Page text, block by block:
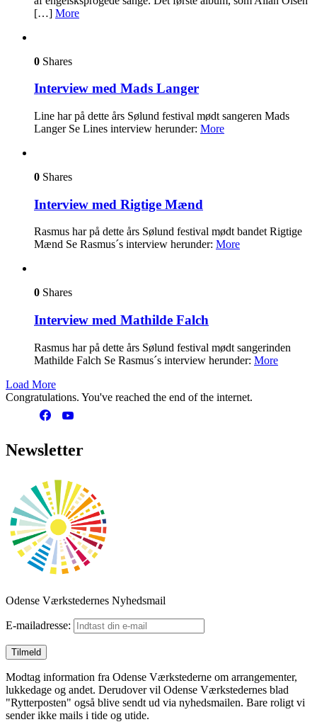
[…] More
0 Shares
Interview med Mads Langer
Line har på dette års Sølund festival mødt sangeren Mads
Langer Se Lines interview herunder: More
0 Shares
Interview med Rigtige Mænd
Rasmus har på dette års Sølund festival mødt bandet Rigtige
Mænd Se Rasmus´s interview herunder: More
0 Shares
Interview med Mathilde Falch
Rasmus har på dette års Sølund festival mødt sangerinden
Mathilde Falch Se Rasmus´s interview herunder: More
Load More
Congratulations. You've reached the end of the internet.
Newsletter
Odense Værkstedernes Nyhedsmail
E-mailadresse:
Modtag information fra Odense Værkstederne om arrangementer,
lukkedage og andet. Derudover vil Odense Værkstedernes blad
"Rytterposten" også blive sendt ud via nyhedsmailen. Bare roligt vi
sender ikke mails i tide og utide.